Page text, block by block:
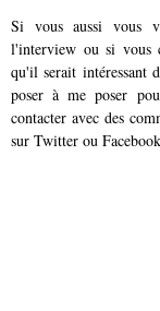
Si vous aussi vous
l'interview ou si vous
qu'il serait intéressant
poser à me poser
contacter avec des
sur Twitter ou Facebook